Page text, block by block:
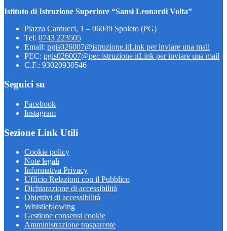
Istituto di Istruzione Superiore “Sansi Leonardi Volta”
Piazza Carducci, 1 – 06049 Spoleto (PG)
Tel: 0743 223505
Email: pgis026007@istruzione.itLink per inviare una mail
PEC: pgis026007@pec.istruzione.itLink per inviare una mail
C.F.: 93020930546
Seguici su
Facebook
Instagram
Sezione Link Utili
Cookie policy
Note legali
Informativa Privacy
Ufficio Relazioni con il Pubblico
Dichiarazione di accessibilità
Obiettivi di accessibilità
Whistleblowing
Gestione consensi cookie
Amministrazione trasparente